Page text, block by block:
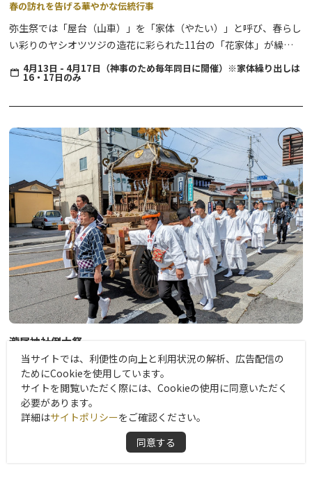
春の訪れを告げる華やかな伝統行事
弥生祭では「屋台（山車）」を「家体（やたい）」と呼び、春らし
い彩りのヤシオツツジの造花に彩られた11台の「花家体」が繰り
出し、華やかに日光に春の訪れを告げます。
4月17日の本祭りでは日光二荒山神社境内に全町の花家体が集合。
ます。
弥生祭は1200年の歴史を誇りる由緒ある祭りです。格式どおりに
行事を進める中で、ひとつまちがうと町内単位の 「ごた＝トラブ
ル」になることから「ごた祭り」とも呼ばれています。
4月16日には宵まつりが執り行われます。この日は旧日光市役所記
念公園前広場に各町内の花家体が集合したのちに西・東町全町家体
パレードがあり、その後、神橋にて式典および登橋神事（手打式）
が行われます。
宵まつり後の夜には各家体に灯りがともり、各町へ戻っていきま
す。
【交通規制について】
※注意
日時：4月16日 13:30～16:00 区間：国道119号 日光橋～御幸
日時：4月17日 18：30～20：30 区間：国道119号 日光橋～御
4月13日 - 4月17日（神事のため毎年同日に開催）※家体繰り出しは
16・17日のみ
瀧尾神社例大祭
桜スポットとしてもおすすめ！今市を代表する春祭り
毎年持ち回りされる当番町の指揮のもと、神社入口に立てられた力
強い書が見事な「山岡鉄舟」書の巨大のぼり旗の下から、その年の
当番町の彫刻屋台または花屋台（各町内でそれぞれの屋台を所有）
また、かつての公家の装束を着た氏子や稚児たちが町内をねり歩き
2026年4月11日（土）
当サイトでは、利便性の向上と利用状況の解析、広告配信の
ためにCookieを使用しています。
サイトを閲覧いただく際には、Cookieの使用に同意いただく
必要があります。
詳細はサイトポリシーをご確認ください。
同意する